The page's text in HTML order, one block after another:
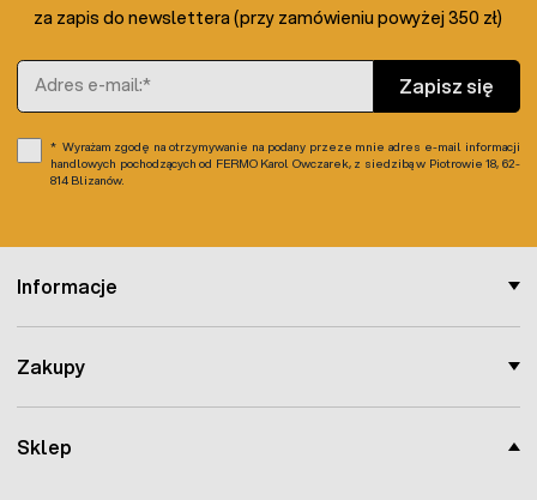
Sklep
Informacje
Zakupy
za zapis do newslettera (przy zamówieniu powyżej 350 zł)
Adres e-mail
Zapisz się
Wyrażam zgodę na otrzymywanie na podany przeze mnie adres e-mail informacji
handlowych pochodzących od FERMO Karol Owczarek, z siedzibą w Piotrowie 18, 62-
814 Blizanów.